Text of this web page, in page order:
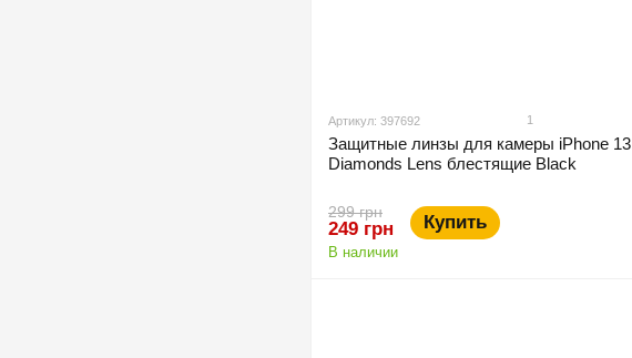
Артикул: 397692 1
Защитные линзы для камеры iPhone 13
Diamonds Lens блестящие Black
299 грн
249 грн Купить
В наличии